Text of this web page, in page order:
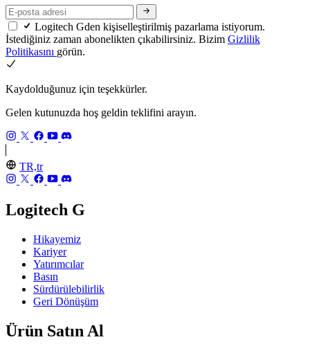
Logitech Gden kişiselleştirilmiş pazarlama istiyorum.
İstediğiniz zaman abonelikten çıkabilirsiniz. Bizim Gizlilik
Politikasını görün.
Kaydolduğunuz için teşekkürler.
Gelen kutunuzda hoş geldin teklifini arayın.
TR,tr
Logitech G
Hikayemiz
Kariyer
Yatırımcılar
Basın
Sürdürülebilirlik
Geri Dönüşüm
Ürün Satın Al